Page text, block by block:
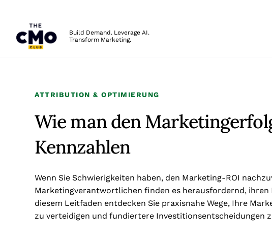
Build Demand. Leverage AI.
Transform Marketing.
ATTRIBUTION & OPTIMIERUNG
Wie man den
Kennzahlen
Wenn Sie Schwierigkeiten haben, den Marketing-ROI
Marketingverantwortlichen finden es herausfordernd, ihren
diesem Leitfaden entdecken Sie praxisnahe Wege, Ihre
zu verteidigen und fundiertere Investitionsentscheidungen